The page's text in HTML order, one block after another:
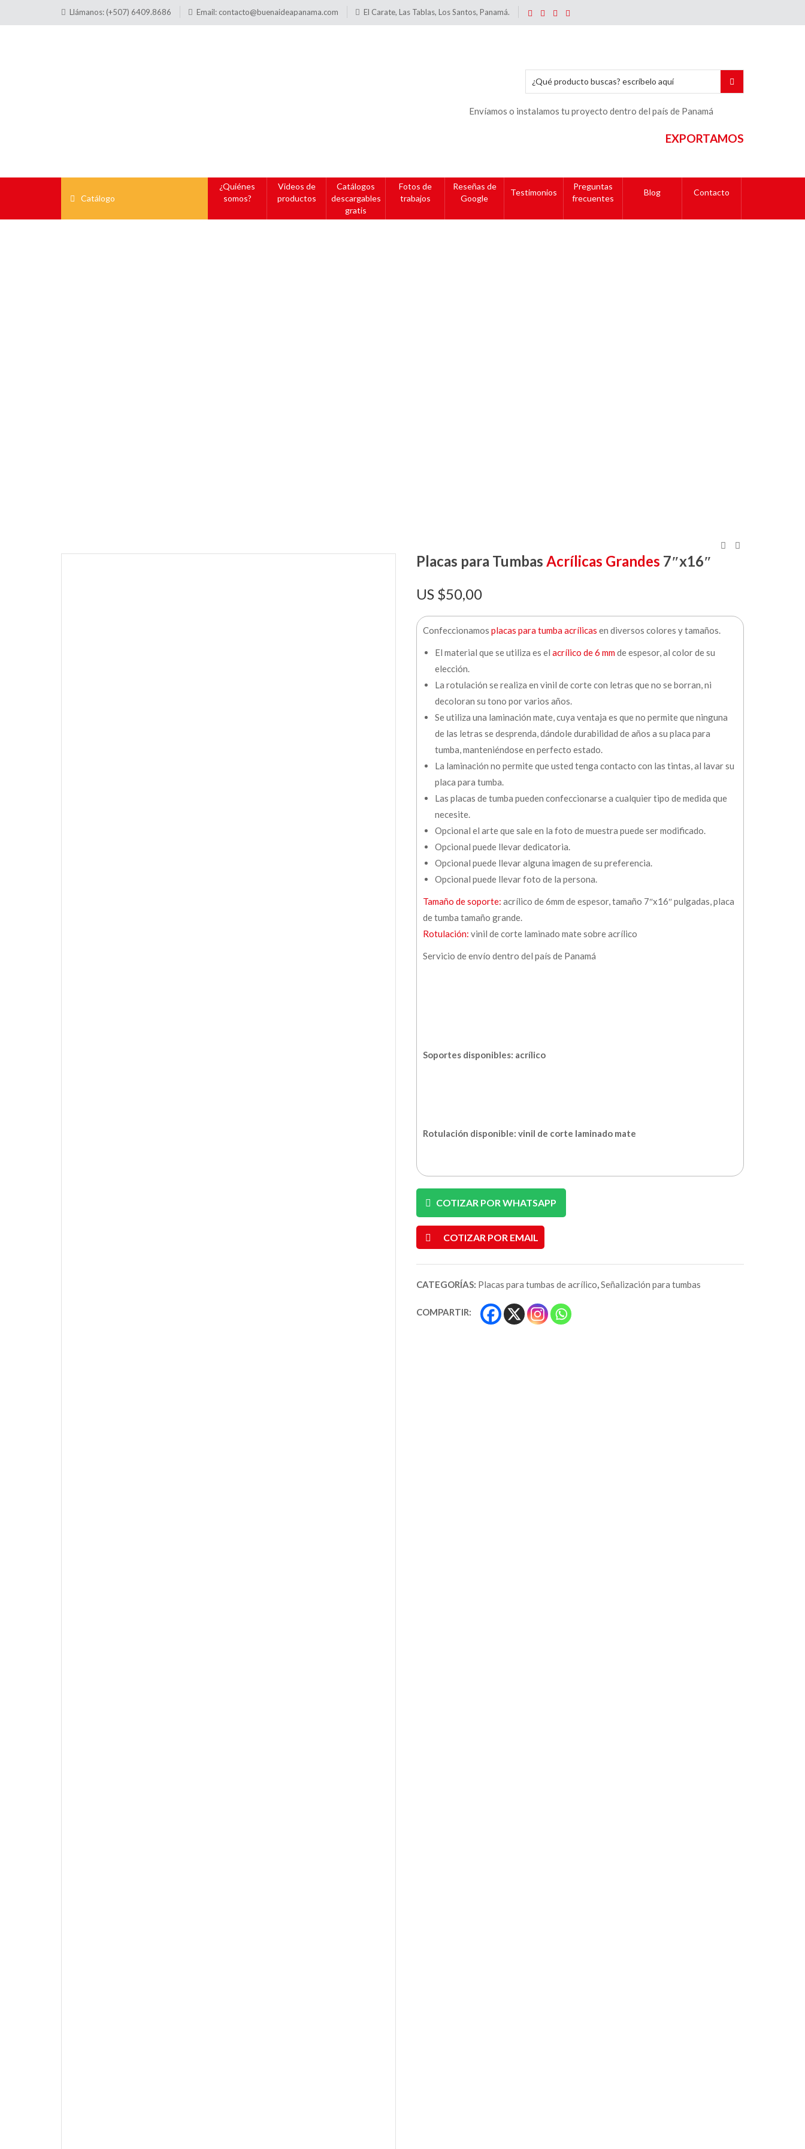
Llámanos: (+507) 6409.8686 Email: contacto@buenaideapanama.com El Carate, Las Tablas, Los Santos, Panamá.
Envíamos o instalamos tu proyecto dentro del país de Panamá
EXPORTAMOS
Catálogo
¿Quiénes
somos?
Videos de
productos
Catálogos
descargables
gratis
Fotos de
trabajos
Reseñas de
Google
Testimonios
Preguntas
frecuentes
Blog Contacto
Placas para Tumbas Acrílicas Grandes 7″x16″
$50,00
Confeccionamos placas para tumba acrílicas en diversos colores y tamaños.
El material que se utiliza es el acrílico de 6 mmde espesor, al color de su
elección.
La rotulación se realiza en vinil de corte con letras que no se borran, ni
decoloran su tono por varios años.
Se utiliza una laminación mate, cuya ventaja es que no permite que ninguna
de las letras se desprenda, dándole durabilidad de años a su placa para
tumba, manteniéndose en perfecto estado.
La laminación no permite que usted tenga contacto con las tintas, al lavar su
placa para tumba.
Las placas de tumba pueden confeccionarse a cualquier tipo de medida que
necesite.
Opcional el arte que sale en la foto de muestra puede ser modificado.
Opcional puede llevar dedicatoria.
Opcional puede llevar alguna imagen de su preferencia.
Opcional puede llevar foto de la persona.
Tamaño de soporte: acrílico de 6mm de espesor, tamaño 7″x16″ pulgadas, placa
de tumba tamaño grande.
Rotulación: vinil de corte laminado mate sobre acrílico
Servicio de envío dentro del país de Panamá
Soportes disponibles: acrílico
Rotulación disponible: vinil de corte laminado mate
COTIZAR POR WHATSAPP
COTIZAR POR EMAIL
CATEGORÍAS: Placas para tumbas de acrílico,Señalización para tumbas
COMPARTIR: